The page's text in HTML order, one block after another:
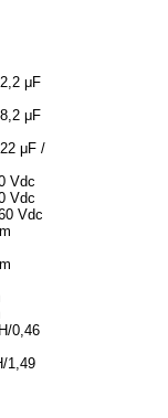
μF
μF
μF /
Vdc
Vdc
Vdc
0,46
1,49